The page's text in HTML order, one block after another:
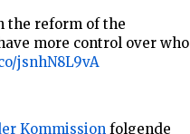
the reform of the
more control over who
jsnhN8L9vA
Kommission folgende